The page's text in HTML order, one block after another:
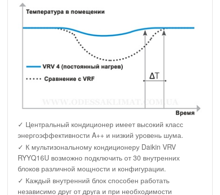
✓ Центральный кондиционер имеет высокий класс
энергоэффективности A++ и низкий уровень шума.
✓ К мультизональному кондиционеру Daikin VRV
RYYQ16U возможно подключить от 30 внутренних
блоков различной мощности и конфигурации.
✓ Каждый внутренний блок способен работать
независимо друг от друга и при необходимости